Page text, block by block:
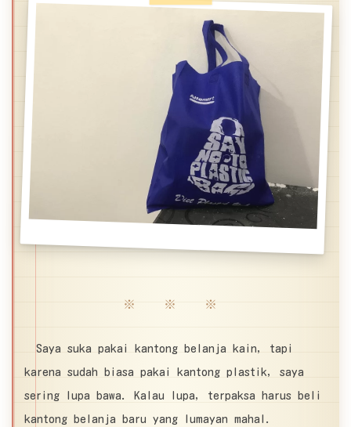
※ ※ ※
Saya suka pakai kantong belanja kain, tapi
karena sudah biasa pakai kantong plastik, saya
sering lupa bawa. Kalau lupa, terpaksa harus beli
kantong belanja baru yang lumayan mahal.